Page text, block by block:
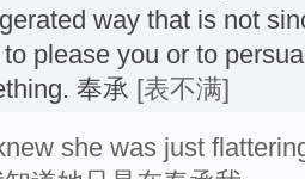
way that is not
please you or to
奉承 [表不满]
she was just